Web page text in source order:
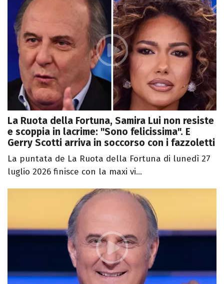
La Ruota della Fortuna, Samira Lui non resiste
e scoppia in lacrime: "Sono felicissima". E
Gerry Scotti arriva in soccorso con i fazzoletti
La puntata de La Ruota della Fortuna di lunedì 27
luglio 2026 finisce con la maxi vi...